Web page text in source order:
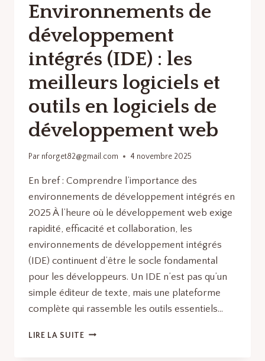
Environnements de
développement
intégrés (IDE) : les
meilleurs logiciels et
outils en logiciels de
développement web
Par nforget82@gmail.com 4 novembre 2025
En bref : Comprendre l’importance des
environnements de développement intégrés en
2025 À l’heure où le développement web exige
rapidité, efficacité et collaboration, les
environnements de développement intégrés
(IDE) continuent d’être le socle fondamental
pour les développeurs. Un IDE n’est pas qu’un
simple éditeur de texte, mais une plateforme
complète qui rassemble les outils essentiels…
LIRE LA SUITEENVIRONNEMENTS